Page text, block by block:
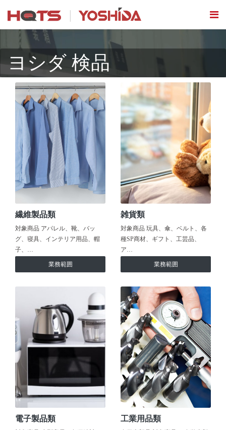
ヨシダ 検品
繊維製品類
対象商品 アパレル、靴、バッ
グ、寝具、インテリア用品、帽
子、…
業務範囲
雑貨類
対象商品 玩具、傘、ベルト、各
種SP商材、ギフト、工芸品、
ア…
業務範囲
電子製品類 工業用品類